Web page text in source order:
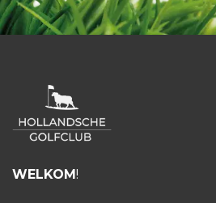
WELKOM!